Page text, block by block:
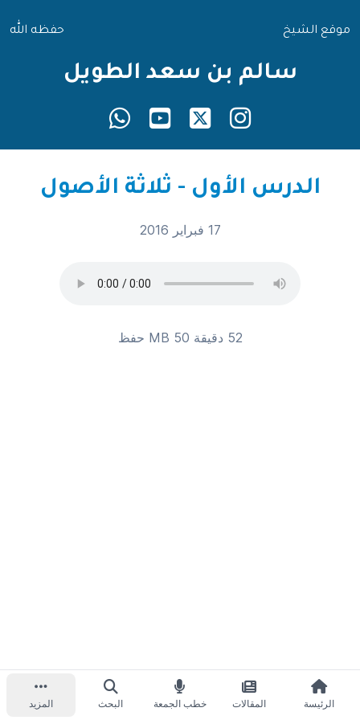
موقع الشيخ حفظه الله
سالم بن سعد الطويل
الدرس الأول - ثلاثة الأصول
17 فبراير 2016
52 دقيقة 50 MB حفظ
الرئيسة المقالات خطب الجمعة البحث المزيد